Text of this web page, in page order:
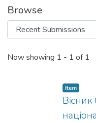
Browse
Recent
Now showing 1 - 1 of 1
Item
Вісник